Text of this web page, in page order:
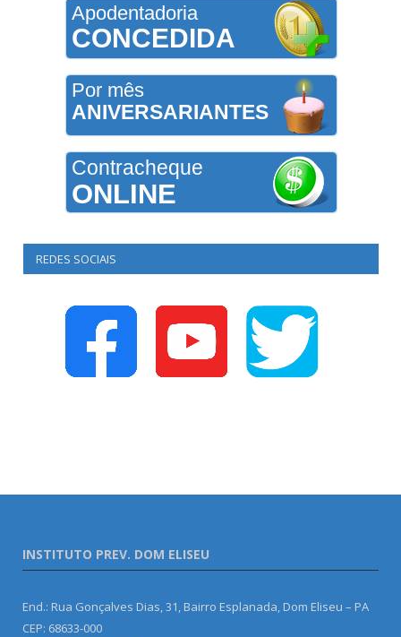
Apodentadoria
CONCEDIDA
Por mês
ANIVERSARIANTES
Contracheque
ONLINE
REDES SOCIAIS
INSTITUTO PREV. DOM ELISEU
End.: Rua Gonçalves Dias, 31, Bairro Esplanada, Dom Eliseu – PA
CEP: 68633-000